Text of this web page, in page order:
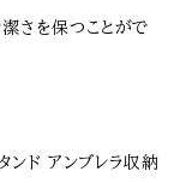
さを保つことがで
ンド アンブレラ収納